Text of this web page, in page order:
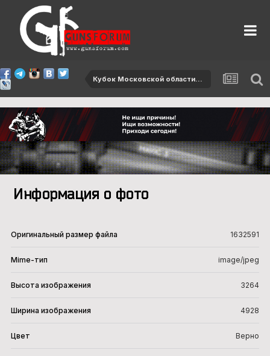
Информация о фото
Оригинальный размер файла 1632591
Mime-тип image/jpeg
Высота изображения 3264
Ширина изображения 4928
Цвет Верно